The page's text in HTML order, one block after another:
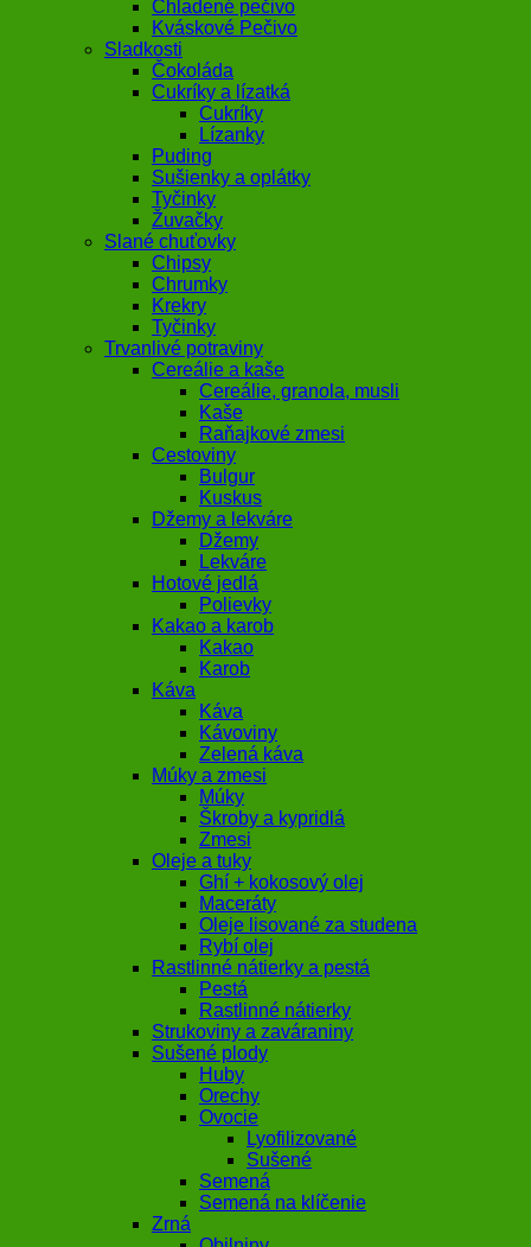
Chladené pečivo
Kváskové Pečivo
Sladkosti
Čokoláda
Cukríky a lízatká
Cukríky
Lízanky
Puding
Sušienky a oplátky
Tyčinky
Žuvačky
Slané chuťovky
Chipsy
Chrumky
Krekry
Tyčinky
Trvanlivé potraviny
Cereálie a kaše
Cereálie, granola, musli
Kaše
Raňajkové zmesi
Cestoviny
Bulgur
Kuskus
Džemy a lekváre
Džemy
Lekváre
Hotové jedlá
Polievky
Kakao a karob
Kakao
Karob
Káva
Káva
Kávoviny
Zelená káva
Múky a zmesi
Múky
Škroby a kypridlá
Zmesi
Oleje a tuky
Ghí + kokosový olej
Maceráty
Oleje lisované za studena
Rybí olej
Rastlinné nátierky a pestá
Pestá
Rastlinné nátierky
Strukoviny a zaváraniny
Sušené plody
Huby
Orechy
Ovocie
Lyofilizované
Sušené
Semená
Semená na klíčenie
Zrná